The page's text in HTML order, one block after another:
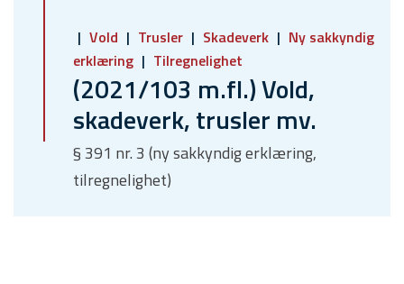
Vold Trusler Skadeverk
Ny sakkyndig
erklæring
Tilregnelighet
(2021/103 m.fl.) Vold,
skadeverk, trusler mv.
§ 391 nr. 3 (ny sakkyndig erklæring,
tilregnelighet)